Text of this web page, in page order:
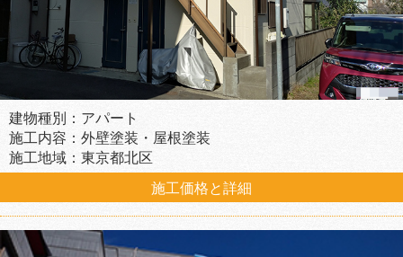
建物種別：アパート
施工内容：外壁塗装・屋根塗装
施工地域：東京都北区
施工価格と詳細